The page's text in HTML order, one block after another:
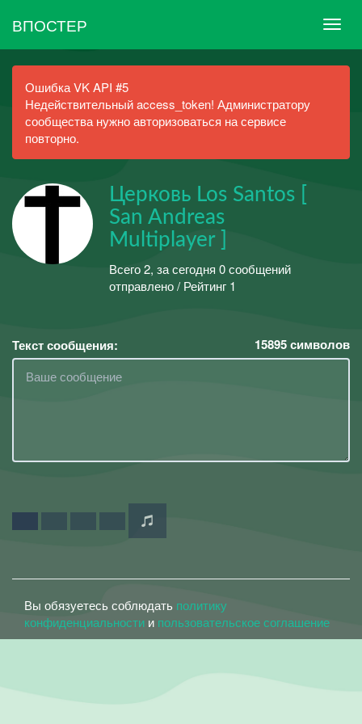
ВПОСТЕР
Ошибка VK API #5
Недействительный access_token! Администратору
сообщества нужно авторизоваться на сервисе
повторно.
Церковь Los Santos [
San Andreas
Multiplayer ]
Всего 2, за сегодня 0 сообщений
отправлено / Рейтинг 1
Текст сообщения: 15895символов
Вы обязуетесь соблюдать политику
конфиденциальности и пользовательское соглашение